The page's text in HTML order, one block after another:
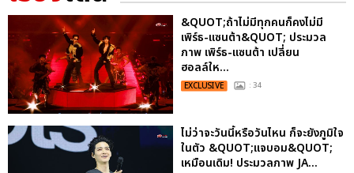
&QUOT;ถ้าไม่มีทุกคนก็คงไม่มี
เพิร์ธ-แซนต้า&QUOT; ประมวล
ภาพ เพิร์ธ-แซนต้า เปลี่ยน
ฮอลล์ให...
EXCLUSIVE : 34
ไม่ว่าจะวันนี้หรือวันไหน ก็จะยังภูมิใจ
ในตัว &QUOT;แจบอม&QUOT;
เหมือนเดิม! ประมวลภาพ JA...